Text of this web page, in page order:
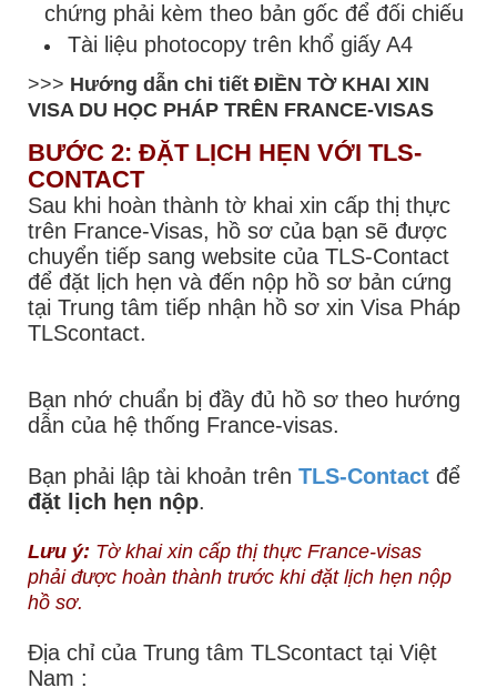
chứng phải kèm theo bản gốc để đối chiếu
Tài liệu photocopy trên khổ giấy A4
>>> Hướng dẫn chi tiết ĐIỀN TỜ KHAI XIN
VISA DU HỌC PHÁP TRÊN FRANCE-VISAS
BƯỚC 2: ĐẶT LỊCH HẸN VỚI TLS-
CONTACT
Sau khi hoàn thành tờ khai xin cấp thị thực
trên France-Visas, hồ sơ của bạn sẽ được
chuyển tiếp sang website của TLS-Contact
để đặt lịch hẹn và đến nộp hồ sơ bản cứng
tại Trung tâm tiếp nhận hồ sơ xin Visa Pháp
TLScontact.
Bạn nhớ chuẩn bị đầy đủ hồ sơ theo hướng
dẫn của hệ thống France-visas.
Bạn phải lập tài khoản trên TLS-Contact để
đặt lịch hẹn nộp.
Lưu ý: Tờ khai xin cấp thị thực France-visas
phải được hoàn thành trước khi đặt lịch hẹn nộp
hồ sơ.
Địa chỉ của Trung tâm TLScontact tại Việt
Nam :